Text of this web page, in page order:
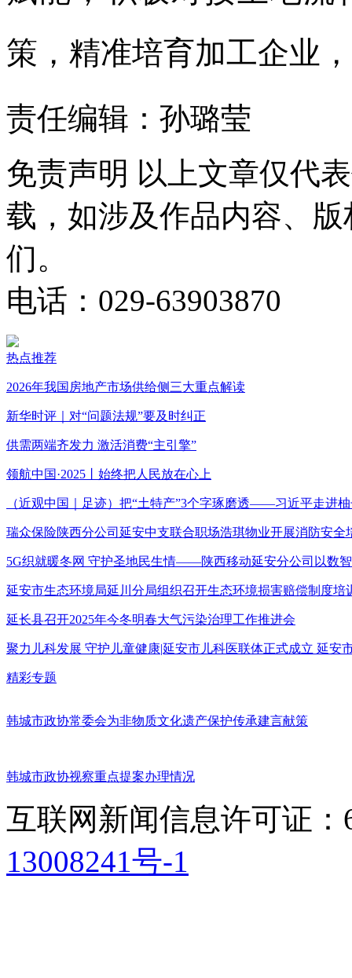
策，精准培育加工企业
责任编辑：孙璐莹
免责声明 以上文章仅代
载，如涉及作品内容、
们。
电话：029-63903870
热点推荐
2026年我国房地产市场供给侧三大重点解读
新华时评｜对“问题法规”要及时纠正
供需两端齐发力 激活消费“主引擎”
领航中国·2025丨始终把人民放在心上
（近观中国｜足迹）把“土特产”3个字琢磨透——习近平走进
瑞众保险陕西分公司延安中支联合职场浩琪物业开展消防安全
5G织就暖冬网 守护圣地民生情——陕西移动延安分公司以数
延安市生态环境局延川分局组织召开生态环境损害赔偿制度培
延长县召开2025年今冬明春大气污染治理工作推进会
聚力儿科发展 守护儿童健康|延安市儿科医联体正式成立 延安
精彩专题
韩城市政协常委会为非物质文化遗产保护传承建言献策
韩城市政协视察重点提案办理情况
互联网新闻信息许可证：
13008241号-1